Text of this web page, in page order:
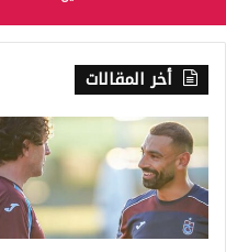
أخر المقالات